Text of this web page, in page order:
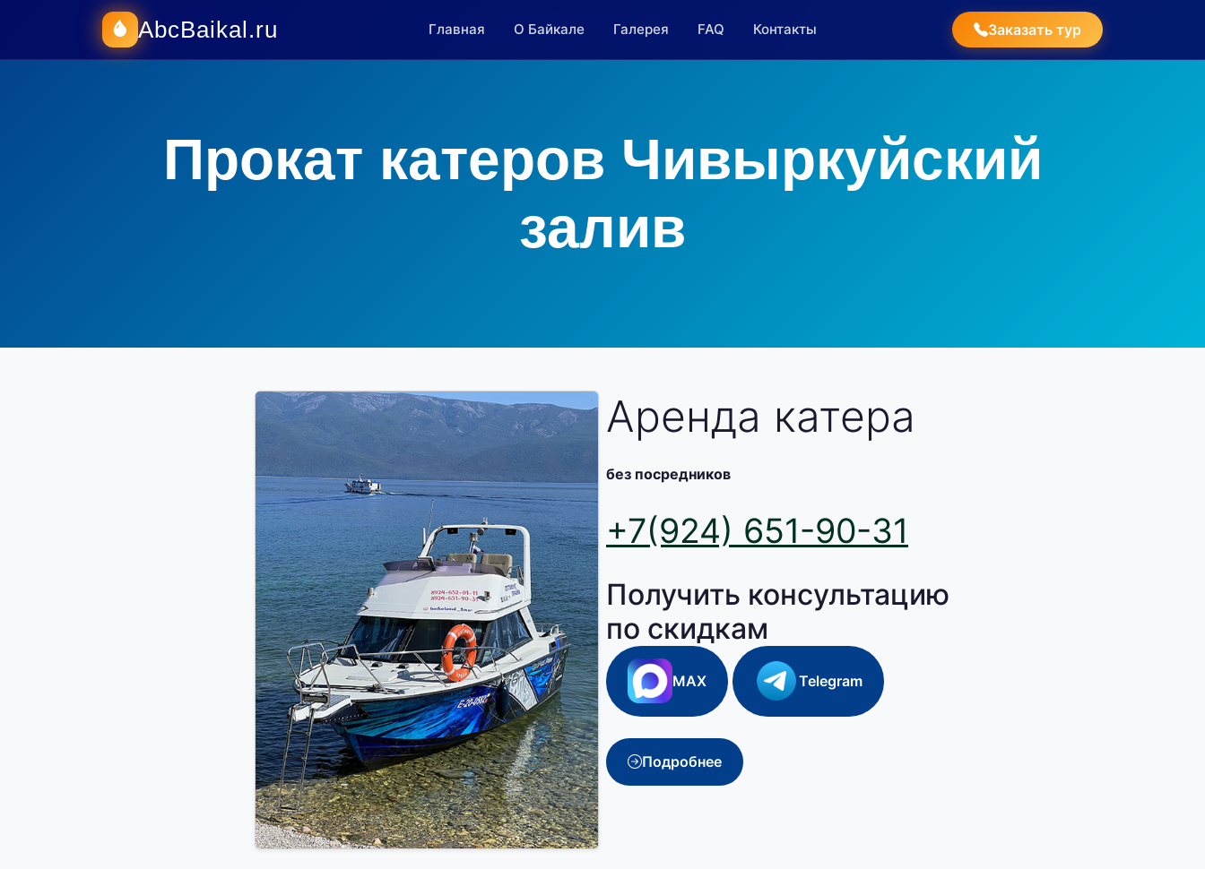
AbcBaikal.ru Главная О Байкале Галерея FAQ Контакты Заказать тур
Прокат катеров Чивыркуйский
залив
Аренда катера
без посредников
+7(924) 651-90-31
Получить консультацию
по скидкам
MAX Telegram
Подробнее